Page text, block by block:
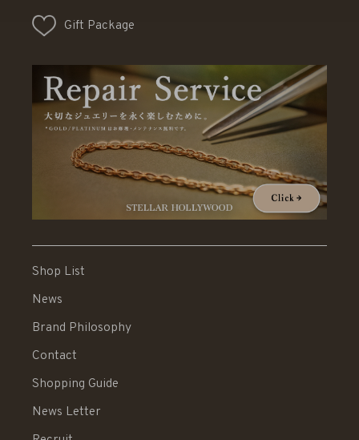
Gift Package
Shop List
News
Brand Philosophy
Contact
Shopping Guide
News Letter